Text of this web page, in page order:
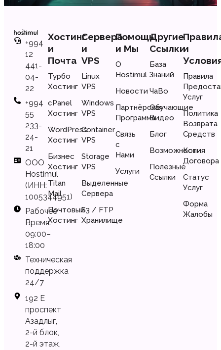
+994
12
441-
04-
22
+994
55
233-
24-
21
ООО
Hostimul
(ИНН:
1005344951)
Рабочее
Время:
09:00–
18:00
Техническая
поддержка
24/7
192 Е
проспект
Азадлыг,
2-й блок,
2-й этаж,
Хостинг
и
Почта
Турбо
Хостинг
cPanel
Хостинг
WordPress
Хостинг
Бизнес
Хостинг
Titan
Mail
Почтовый
Хостинг
Сервера
и
VPS
Linux
VPS
Windows
VPS
Container
VPS
Storage
VPS
Выделенные
Сервера
S3 / FTP
Хранилище
Помощь
и Мы
О
Hostimul
Новости
Партнёрская
Программа
Связь
с
Нами
Услуги
Другие
Ссылки
База
Знаний
ЧаВо
Обучающие
Видео
Блог
Возможности
Полезные
Ссылки
и
Правила
Услуг
Политика
Возврата
Средств
Копия
Договора
Статус
Услуг
Форма
Жалобы